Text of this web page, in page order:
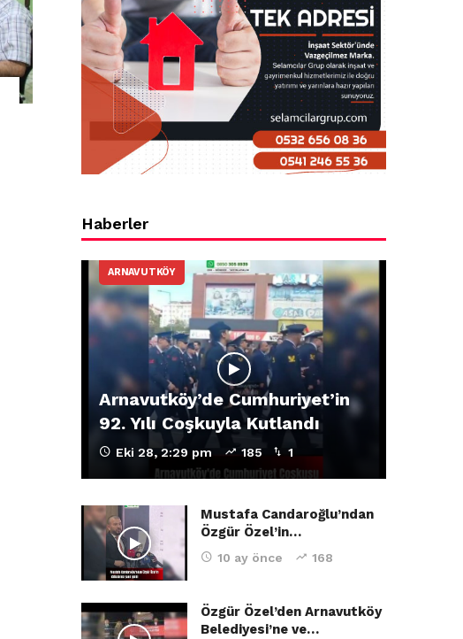
Haberler
ARNAVUTKÖY
Arnavutköy’de Cumhuriyet’in
92. Yılı Coşkuyla Kutlandı
Eki 28, 2:29 pm 185 1
Mustafa Candaroğlu’ndan
Özgür Özel’in…
10 ay önce 168
Özgür Özel’den Arnavutköy
Belediyesi’ne ve…